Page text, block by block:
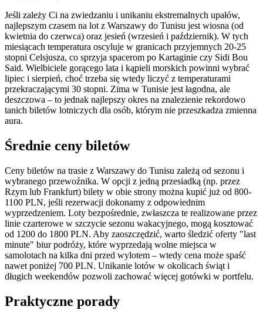
Jeśli zależy Ci na zwiedzaniu i unikaniu ekstremalnych upałów,
najlepszym czasem na lot z Warszawy do Tunisu jest wiosna (od
kwietnia do czerwca) oraz jesień (wrzesień i październik). W tych
miesiącach temperatura oscyluje w granicach przyjemnych 20-25
stopni Celsjusza, co sprzyja spacerom po Kartaginie czy Sidi Bou
Said. Wielbiciele gorącego lata i kąpieli morskich powinni wybrać
lipiec i sierpień, choć trzeba się wtedy liczyć z temperaturami
przekraczającymi 30 stopni. Zima w Tunisie jest łagodna, ale
deszczowa – to jednak najlepszy okres na znalezienie rekordowo
tanich biletów lotniczych dla osób, którym nie przeszkadza zmienna
aura.
Średnie ceny biletów
Ceny biletów na trasie z Warszawy do Tunisu zależą od sezonu i
wybranego przewoźnika. W opcji z jedną przesiadką (np. przez
Rzym lub Frankfurt) bilety w obie strony można kupić już od 800-
1100 PLN, jeśli rezerwacji dokonamy z odpowiednim
wyprzedzeniem. Loty bezpośrednie, zwłaszcza te realizowane przez
linie czarterowe w szczycie sezonu wakacyjnego, mogą kosztować
od 1200 do 1800 PLN. Aby zaoszczędzić, warto śledzić oferty "last
minute" biur podróży, które wyprzedają wolne miejsca w
samolotach na kilka dni przed wylotem – wtedy cena może spaść
nawet poniżej 700 PLN. Unikanie lotów w okolicach świąt i
długich weekendów pozwoli zachować więcej gotówki w portfelu.
Praktyczne porady